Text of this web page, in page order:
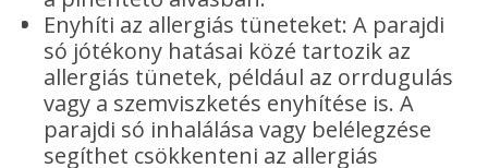
Enyhíti az allergiás tüneteket: A parajdi
só jótékony hatásai közé tartozik az
allergiás tünetek, például az orrdugulás
vagy a szemviszketés enyhítése is. A
parajdi só inhalálása vagy belélegzése
segíthet csökkenteni az allergiás